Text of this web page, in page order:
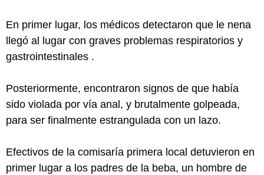
En primer lugar, los médicos detectaron que le nena
llegó al lugar con graves problemas respiratorios y
gastrointestinales .
Posteriormente, encontraron signos de que había
sido violada por vía anal, y brutalmente golpeada,
para ser finalmente estrangulada con un lazo.
Efectivos de la comisaría primera local detuvieron en
primer lugar a los padres de la beba, un hombre de